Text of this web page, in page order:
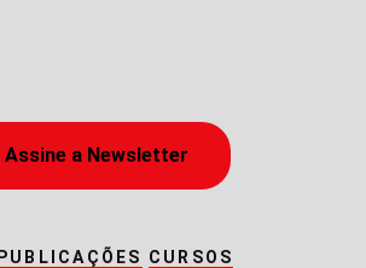
Assine a Newsletter
PUBLICAÇÕES CURSOS